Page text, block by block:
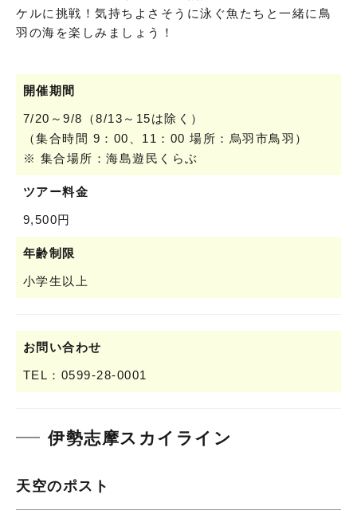
ケルに挑戦！気持ちよさそうに泳ぐ魚たちと一緒に鳥
羽の海を楽しみましょう！
開催期間
7/20～9/8（8/13～15は除く）
（集合時間 9：00、11：00 場所：烏羽市鳥羽）
※ 集合場所：海島遊民くらぶ
ツアー料金
9,500円
年齢制限
小学生以上
お問い合わせ
TEL：0599-28-0001
伊勢志摩スカイライン
天空のポスト